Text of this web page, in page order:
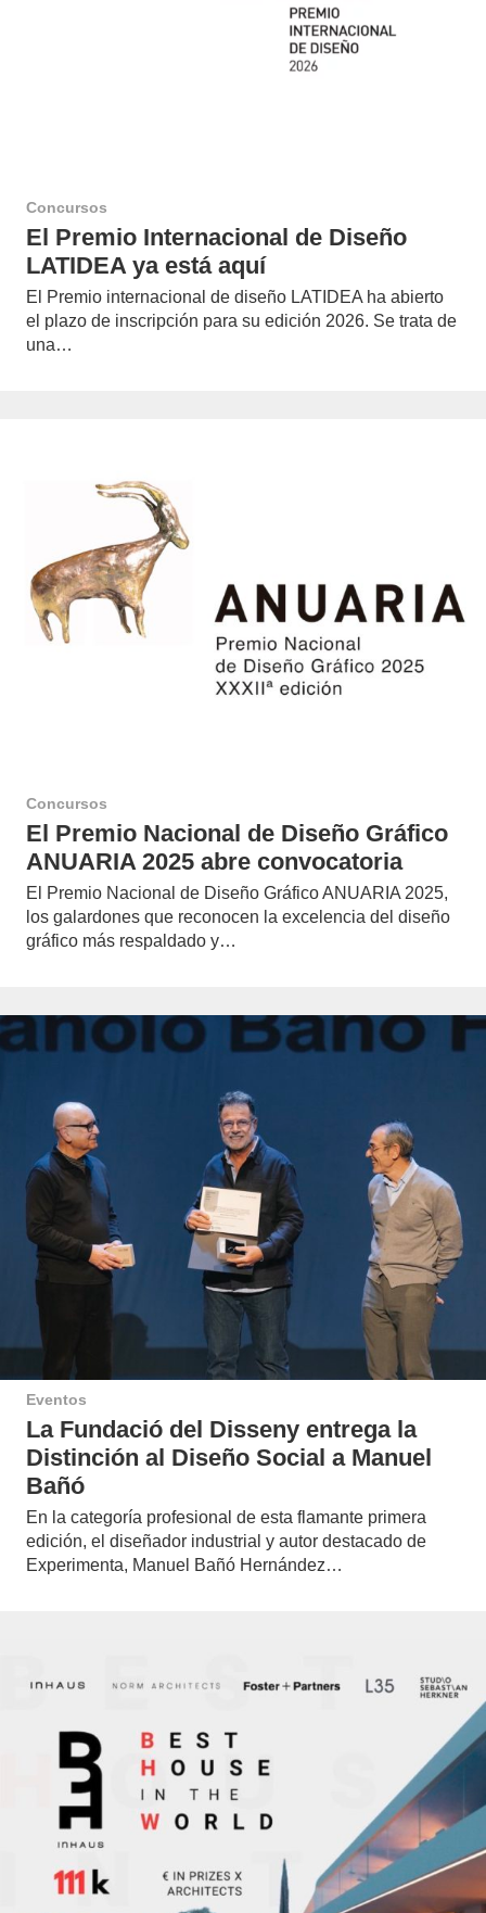
Concursos
El Premio Internacional de Diseño
LATIDEA ya está aquí
El Premio internacional de diseño LATIDEA ha abierto
el plazo de inscripción para su edición 2026. Se trata de
una…
Concursos
El Premio Nacional de Diseño Gráfico
ANUARIA 2025 abre convocatoria
El Premio Nacional de Diseño Gráfico ANUARIA 2025,
los galardones que reconocen la excelencia del diseño
gráfico más respaldado y…
Eventos
La Fundació del Disseny entrega la
Distinción al Diseño Social a Manuel
Bañó
En la categoría profesional de esta flamante primera
edición, el diseñador industrial y autor destacado de
Experimenta, Manuel Bañó Hernández…